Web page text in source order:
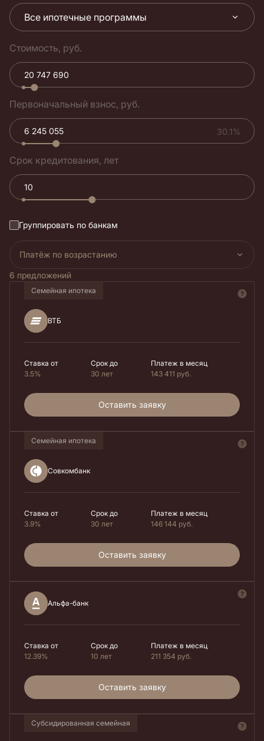
Все ипотечные программы
Стоимость, руб.
Первоначальный взнос, руб.
30.1%
Срок кредитования, лет
Группировать по банкам
Платёж по возрастанию
6 предложений
Семейная ипотека
ВТБ
Ставка от
3.5%
Срок до
30 лет
Платеж в месяц
143 411 руб.
Оставить заявку
Семейная ипотека
Совкомбанк
Ставка от
3.9%
Срок до
30 лет
Платеж в месяц
146 144 руб.
Оставить заявку
Альфа-банк
Ставка от
12.39%
Срок до
10 лет
Платеж в месяц
211 354 руб.
Оставить заявку
Субсидированная семейная